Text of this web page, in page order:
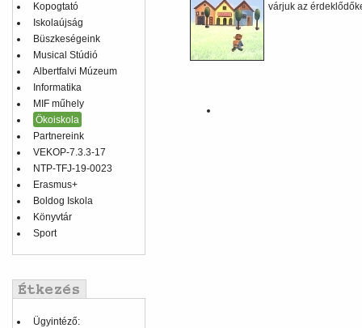
Kopogtató
Iskolaújság
Büszkeségeink
Musical Stúdió
Albertfalvi Múzeum
Informatika
MIF műhely
Ökoiskola
Partnereink
VEKOP-7.3.3-17
NTP-TFJ-19-0023
Erasmus+
Boldog Iskola
Könyvtár
Sport
Ügyintéző:
várjuk az